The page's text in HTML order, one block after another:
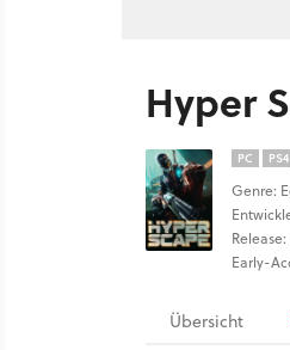
Hyper
PC PS4
Genre:
Early-
Übersicht